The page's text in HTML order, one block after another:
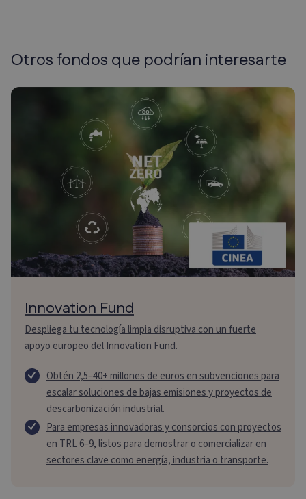
Otros fondos que podrían interesarte
Innovation Fund
Despliega tu tecnología limpia disruptiva con un fuerte
apoyo europeo del Innovation Fund.
Obtén 2,5–40+ millones de euros en subvenciones para
escalar soluciones de bajas emisiones y proyectos de
descarbonización industrial.
Para empresas innovadoras y consorcios con proyectos
en TRL 6–9, listos para demostrar o comercializar en
sectores clave como energía, industria o transporte.